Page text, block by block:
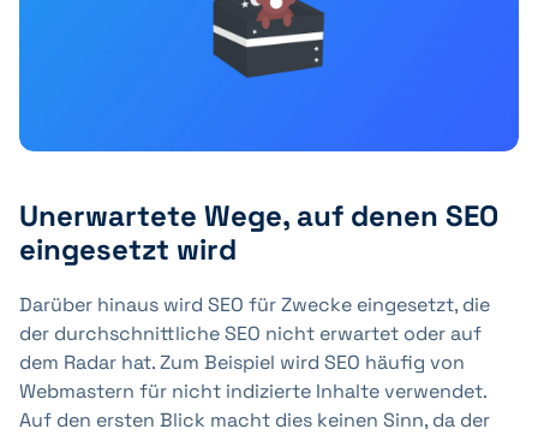
Unerwartete Wege, auf denen SEO
eingesetzt wird
Darüber hinaus wird SEO für Zwecke eingesetzt, die
der durchschnittliche SEO nicht erwartet oder auf
dem Radar hat. Zum Beispiel wird SEO häufig von
Webmastern für nicht indizierte Inhalte verwendet.
Auf den ersten Blick macht dies keinen Sinn, da der